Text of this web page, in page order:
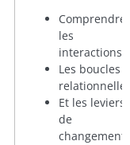
Comprendre
les
interactions,
Les boucles
Et les leviers
de
changement.